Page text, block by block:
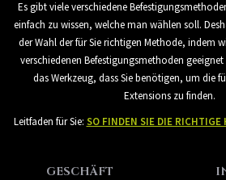
Es gibt viele verschiedene
einfach zu wissen, welche man wählen soll.
der Wahl der für Sie richtigen Methode, indem
verschiedenen Befestigungsmethoden
das Werkzeug, dass Sie benötigen, um die
Extensions zu finden.
Leitfaden für Sie: SO FINDEN SIE DIE RICHTIGE
GESCHÄFT